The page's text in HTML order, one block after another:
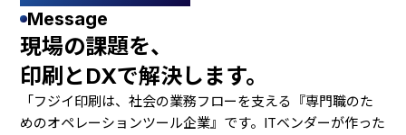
Message
現場の課題を、
印刷とDXで解決します。
「フジイ印刷は、社会の業務フローを支える『専門職のた
めのオペレーションツール企業』です。ITベンダーが作った